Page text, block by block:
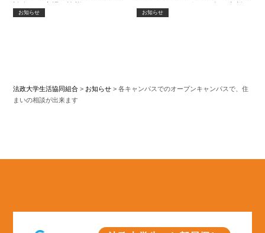
談会にご来場の皆様へ
お知らせ
キャンパスにて住まい探し相談
会を開催します！
お知らせ
法政大学生活協同組合 > お知らせ >各キャンパスでのオープンキャンパスで、住
まいの相談が出来ます